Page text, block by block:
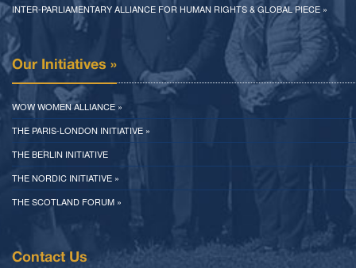
INTER-PARLIAMENTARY ALLIANCE FOR HUMAN RIGHTS & GLOBAL PIECE »
Our Initiatives »
WOW WOMEN ALLIANCE »
THE PARIS-LONDON INITIATIVE »
THE BERLIN INITIATIVE
THE NORDIC INITIATIVE »
THE SCOTLAND FORUM »
Contact Us